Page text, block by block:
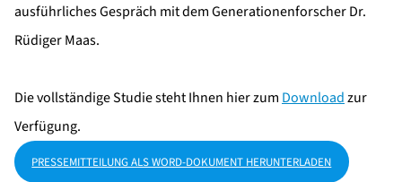
ausführliches Gespräch mit dem Generationenforscher Dr.
Rüdiger Maas.
Die vollständige Studie steht Ihnen hier zum Downloadzur
Verfügung.
PRESSEMITTEILUNG ALS WORD-DOKUMENT HERUNTERLADEN